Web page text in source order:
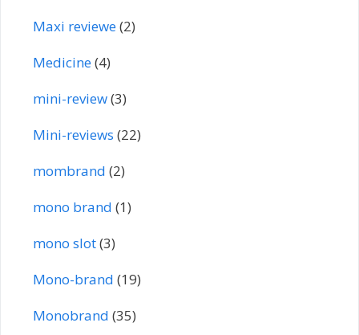
Maxi reviewe(2)
Medicine(4)
mini-review(3)
Mini-reviews (22)
mombrand (2)
mono brand (1)
mono slot(3)
Mono-brand (19)
Monobrand (35)